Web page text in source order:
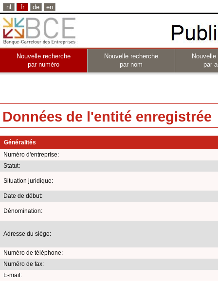
nl fr de en
Nouvelle recherche
par numéro
Nouvelle recherche
par nom
par
Données de l'entité enregistrée
Généralités
Numéro d'entreprise:
Statut:
Situation juridique:
Date de début:
Dénomination:
Adresse du siège:
Numéro de téléphone:
Numéro de fax:
E-mail: